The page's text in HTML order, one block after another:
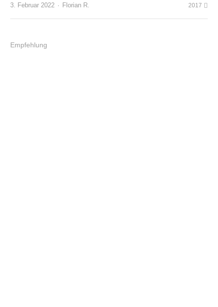
3. Februar 2022 Author
Florian R. 2017
Empfehlung